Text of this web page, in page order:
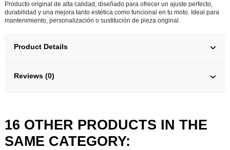
Producto original de alta calidad, diseñado para ofrecer un ajuste perfecto,
durabilidad y una mejora tanto estética como funcional en tu moto. Ideal para
mantenimiento, personalización o sustitución de pieza original.
Product Details
Reviews (0)
16 OTHER PRODUCTS IN THE
SAME CATEGORY: